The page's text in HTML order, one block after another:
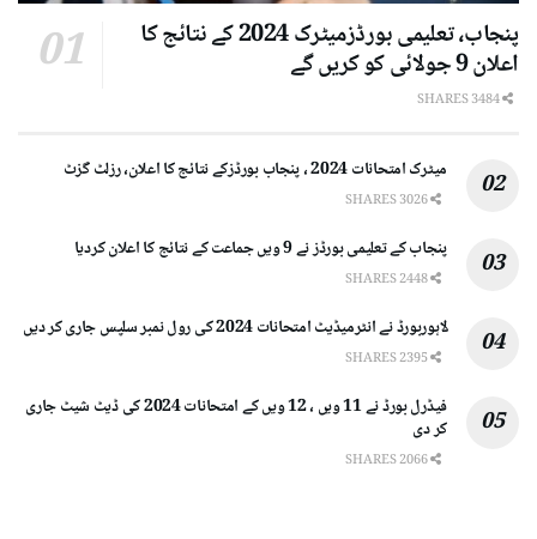
پنجاب، تعلیمی بورڈزمیٹرک 2024 کے نتائج کا
اعلان 9 جولائی کو کریں گے
میٹرک امتحانات 2024 ، پنجاب بورڈزکے نتائج کا اعلان، رزلٹ گزٹ
پنجاب کے تعلیمی بورڈز نے 9 ویں جماعت کے نتائج کا اعلان کردیا
لاہوربورڈ نے انٹرمیڈیٹ امتحانات 2024 کی رول نمبر سلپس جاری کر دیں
فیڈرل بورڈ نے 11 ویں ، 12 ویں کے امتحانات 2024 کی ڈیٹ شیٹ جاری
کر دی